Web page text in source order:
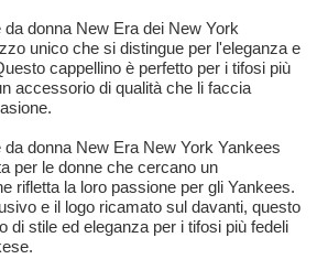
da donna New Era dei New York
unico che si distingue per l'eleganza e
cappellino è perfetto per i tifosi più
accessorio di qualità che li faccia
da donna New Era New York Yankees
per le donne che cercano un
rifletta la loro passione per gli Yankees.
e il logo ricamato sul davanti, questo
di stile ed eleganza per i tifosi più fedeli